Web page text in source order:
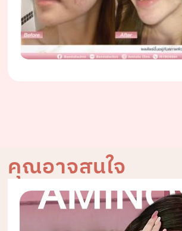
คุณอาจสนใจ